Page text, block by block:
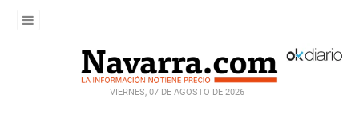
VIERNES, 07 DE AGOSTO DE 2026